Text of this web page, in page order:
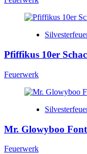
Pfiffikus 10er
Feuerwerk
Mr. Glowyboo
Feuerwerk